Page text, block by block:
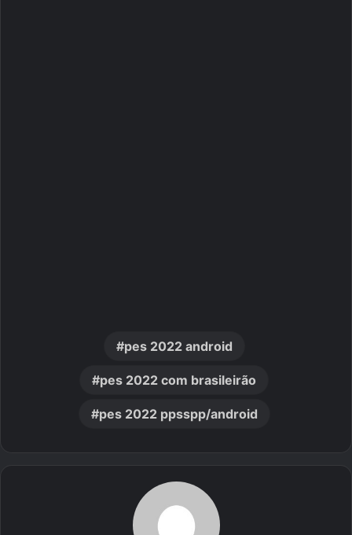
pes 2022 android
pes 2022 com brasileirão
pes 2022 ppsspp/android